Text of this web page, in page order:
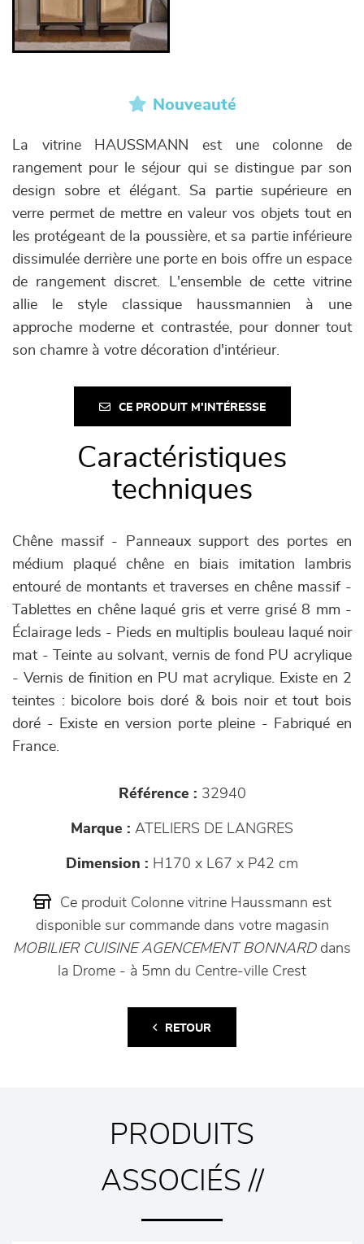
Nouveauté
La vitrine HAUSSMANN est une colonne de
rangement pour le séjour qui se distingue par son
design sobre et élégant. Sa partie supérieure en
verre permet de mettre en valeur vos objets tout en
les protégeant de la poussière, et sa partie inférieure
dissimulée derrière une porte en bois offre un espace
de rangement discret. L'ensemble de cette vitrine
allie le style classique haussmannien à une
approche moderne et contrastée, pour donner tout
son chamre à votre décoration d'intérieur.
CE PRODUIT M'INTÉRESSE
Caractéristiques
techniques
Chêne massif - Panneaux support des portes en
médium plaqué chêne en biais imitation lambris
entouré de montants et traverses en chêne massif -
Tablettes en chêne laqué gris et verre grisé 8 mm -
Éclairage leds - Pieds en multiplis bouleau laqué noir
mat - Teinte au solvant, vernis de fond PU acrylique
- Vernis de finition en PU mat acrylique. Existe en 2
teintes : bicolore bois doré & bois noir et tout bois
doré - Existe en version porte pleine - Fabriqué en
France.
Référence : 32940
Marque : ATELIERS DE LANGRES
Dimension : H170 x L67 x P42 cm
Ce produit Colonne vitrine Haussmann est
disponible sur commande dans votre magasin
MOBILIER CUISINE AGENCEMENT BONNARDdans
la Drome - à 5mn du Centre-ville Crest
RETOUR
PRODUITS
ASSOCIÉS //